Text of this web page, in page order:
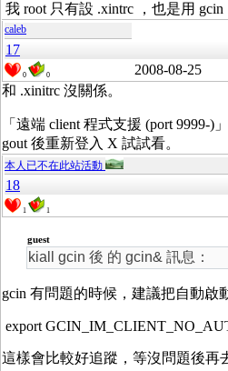
我 root 只有設 .xintrc ，也是用
caleb
17
0 0 2008-08-25
和 .xinitrc 沒關係。
「遠端 client 程式支援 (port 9999-
gout 後重新登入 X 試試看。
本人已不在此站活動
18
1 1
guest
kiall gcin 後 的 gcin& 訊息：
gcin 有問題的時候，建議把自動啟
export
這樣會比較好追蹤，等沒問題後再